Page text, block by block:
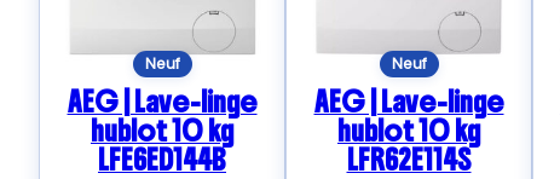
Neuf
AEG | Lave-linge
hublot 10 kg
LFE6ED144B
Neuf
AEG | Lave-linge
hublot 10 kg
LFR62E114S